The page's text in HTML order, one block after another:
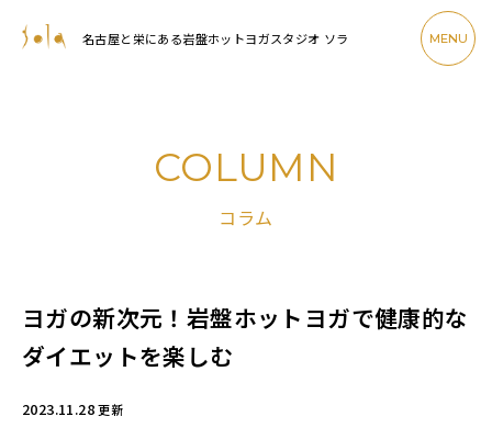
名古屋と栄にある岩盤ホットヨガスタジオ ソラ MENU
COLUMN
コラム
ヨガの新次元！岩盤ホットヨガで健康的な
ダイエットを楽しむ
2023.11.28更新